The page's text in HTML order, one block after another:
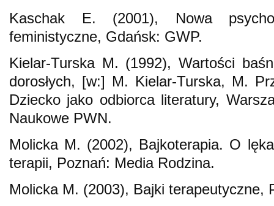
Kaschak E. (2001), Nowa
feministyczne, Gdańsk: GWP.
Kielar-Turska M. (1992), Wartości
dorosłych, [w:] M. Kielar-Turska, M.
Dziecko jako odbiorca literatury,
Naukowe PWN.
Molicka M. (2002), Bajkoterapia. O
terapii, Poznań: Media Rodzina.
Molicka M. (2003), Bajki terapeutyczne,